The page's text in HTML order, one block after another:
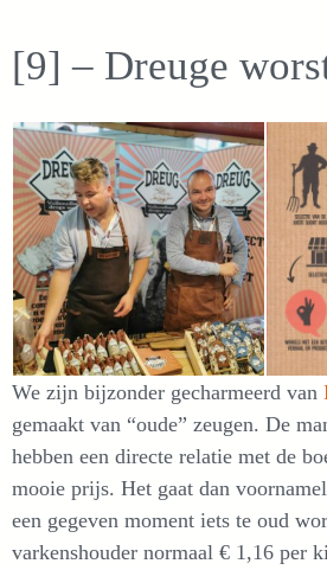
[9] – Dreuge
We zijn bijzonder gecharmeerd van
gemaakt van “oude” zeugen. De
hebben een directe relatie met de
mooie prijs. Het gaat dan
een gegeven moment iets te oud
varkenshouder normaal € 1,16 per